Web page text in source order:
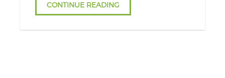
CONTINUE READING